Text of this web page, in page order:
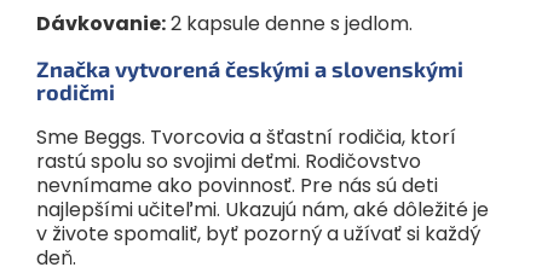
Dávkovanie:2 kapsule denne s jedlom.
Značka vytvorená českými a slovenskými
rodičmi
Sme Beggs. Tvorcovia a šťastní rodičia, ktorí
rastú spolu so svojimi deťmi. Rodičovstvo
nevnímame ako povinnosť. Pre nás sú deti
najlepšími učiteľmi. Ukazujú nám, aké dôležité je
v živote spomaliť, byť pozorný a užívať si každý
deň.